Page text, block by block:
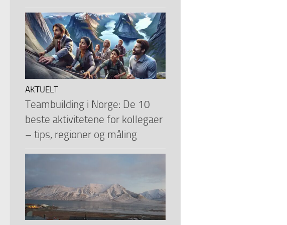
AKTUELT
Teambuilding i Norge: De 10
beste aktivitetene for kollegaer
– tips, regioner og måling